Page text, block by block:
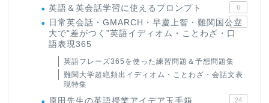
英語＆英会話学習に使えるプロンプト 6
日常英会話・GMARCH・早慶上智・難関国公立
大で“差がつく”英語イディオム・ことわざ・口
語表現365
22
英語フレーズ365を使った練習問題＆予想問題集
難関大学超絶頻出イディオム・ことわざ・会話文表
現特集
原田先生の英語授業アイデア玉手箱 24